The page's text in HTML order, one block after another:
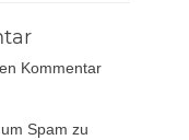
Kommentar
Spam zu